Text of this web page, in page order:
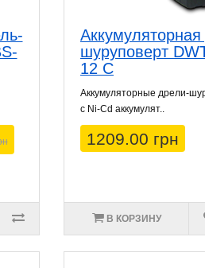
шуруповерт
12 C
Аккумуляторные дрели-
с Ni-Cd аккумулят..
1209.00 грн
В КОРЗИНУ